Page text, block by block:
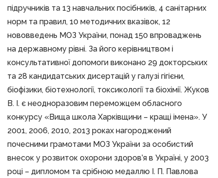
підручників та 13 навчальних посібників, 4 санітарних
норм та правил, 10 методичних вказівок, 12
нововведень МОЗ України, понад 150 впроваджень
на державному рівні. За його керівництвом і
консультативної допомоги виконано 29 докторських
та 28 кандидатських дисертацій у галузі гігієни,
біофізики, біотехнології, токсикології та біохімії. Жуков
В. І. є неодноразовим переможцем обласного
конкурсу «Вища школа Харківщини – кращі імена». У
2001, 2006, 2010, 2013 роках нагороджений
почесними грамотами МОЗ України за особистий
внесок у розвиток охорони здоров’я в Україні, у 2003
році – дипломом та срібною медаллю І. П. Павлова